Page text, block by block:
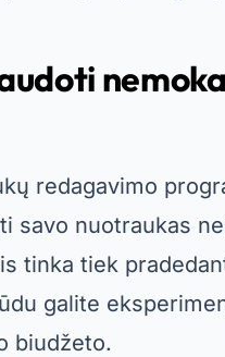
redagavimo
savo nuotraukas
tinka tiek
galite
biudžeto.